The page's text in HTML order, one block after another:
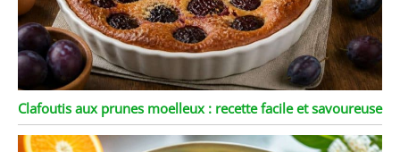
Clafoutis aux prunes moelleux : recette facile et savoureuse